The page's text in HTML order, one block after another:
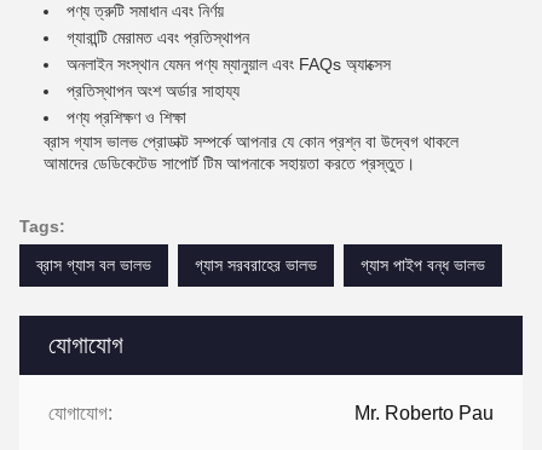
যোগাযোগ
যোগাযোগ: Mr. Roberto Pau
পণ্য ত্রুটি সমাধান এবং নির্ণয়
গ্যারান্টি মেরামত এবং প্রতিস্থাপন
অনলাইন সংস্থান যেমন পণ্য ম্যানুয়াল এবং FAQs অ্যাক্সেস
প্রতিস্থাপন অংশ অর্ডার সাহায্য
পণ্য প্রশিক্ষণ ও শিক্ষা
ব্রাস গ্যাস ভালভ প্রোডাক্ট সম্পর্কে আপনার যে কোন প্রশ্ন বা উদ্বেগ থাকলে
আমাদের ডেডিকেটেড সাপোর্ট টিম আপনাকে সহায়তা করতে প্রস্তুত।
Tags:
ব্রাস গ্যাস বল ভালভ
গ্যাস সরবরাহের ভালভ গ্যাস পাইপ বন্ধ ভালভ